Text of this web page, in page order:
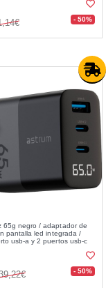
- 50%
65g negro / adaptador de
pantalla led integrada /
usb-a y 2 puertos usb-c
- 50%